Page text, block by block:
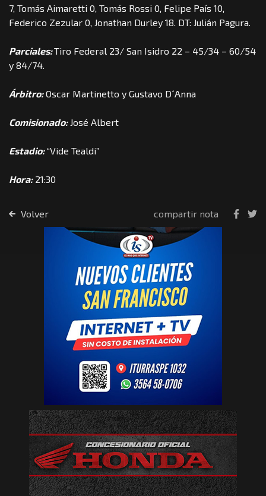
7, Tomás Aimaretti 0, Tomás Rossi 0, Felipe País 10,
Federico Zezular 0, Jonathan Durley 18. DT: Julián Pagura.
Parciales:Tiro Federal 23/ San Isidro 22 – 45/34 – 60/54
y 84/74.
Árbitro:Oscar Martinetto y Gustavo D´Anna
Comisionado:José Albert
Estadio:“Vide Tealdi”
Hora:21:30
Volver compartir nota